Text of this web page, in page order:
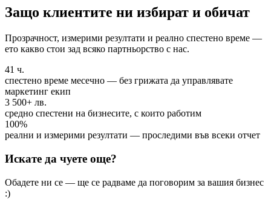
Защо клиентите ни избират и обичат
Прозрачност, измерими резултати и реално спестено време —
ето какво стои зад всяко партньорство с нас.
41 ч.
спестено време месечно — без грижата да управлявате
маркетинг екип
3 500+ лв.
средно спестени на бизнесите, с които работим
100%
реални и измерими резултати — проследими във всеки отчет
Искате да чуете още?
Обадете ни се — ще се радваме да поговорим за вашия бизнес
:)